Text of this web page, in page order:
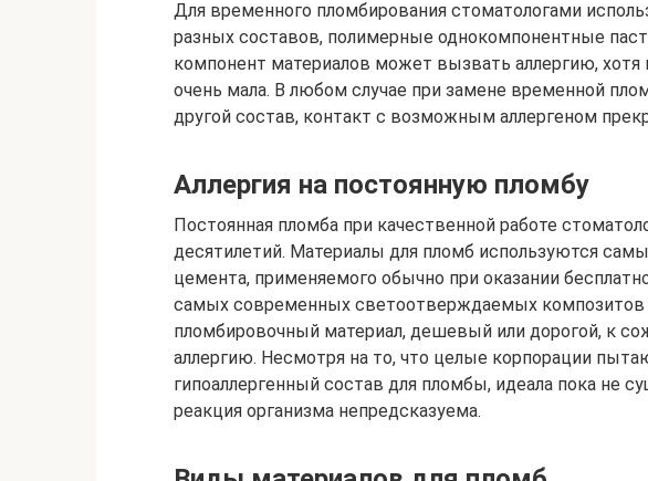
Для временного пломбирования стоматологами
разных составов, полимерные однокомпонентные
компонент материалов может вызвать аллергию, хотя
очень мала. В любом случае при замене временной
другой состав, контакт с возможным аллергеном
Аллергия на постоянную пломбу
Постоянная пломба при качественной работе
десятилетий. Материалы для пломб используются
цемента, применяемого обычно при оказании
самых современных светоотверждаемых композитов
пломбировочный материал, дешевый или дорогой, к
аллергию. Несмотря на то, что целые корпорации
гипоаллергенный состав для пломбы, идеала пока не
реакция организма непредсказуема.